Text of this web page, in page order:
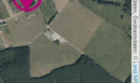
, Kartendaten, Geobasisdaten: ©
Land NRW